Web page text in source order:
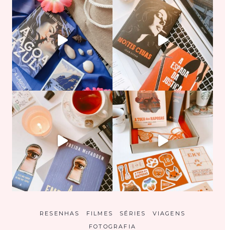
RESENHAS FILMES SÉRIES
VIAGENS
FOTOGRAFIA